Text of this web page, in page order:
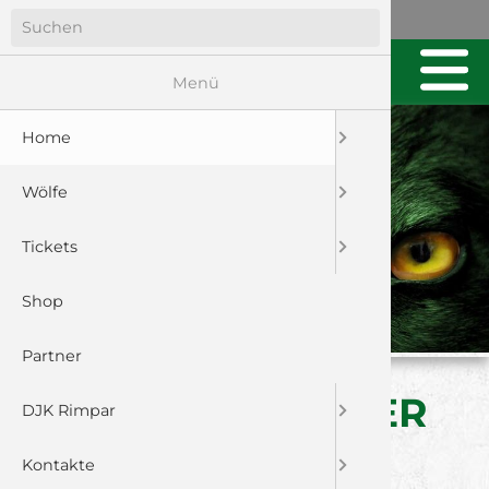
SICHTUNGSTAG DER
JUNGWÖLFE
Menü
Home
Wölfe
Tickets
Shop
Partner
DJK Rimpar
Kontakte